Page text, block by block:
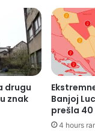
drugu
znak
Banjoj
prešla
4 hours